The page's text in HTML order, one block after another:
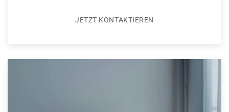
JETZT KONTAKTIEREN